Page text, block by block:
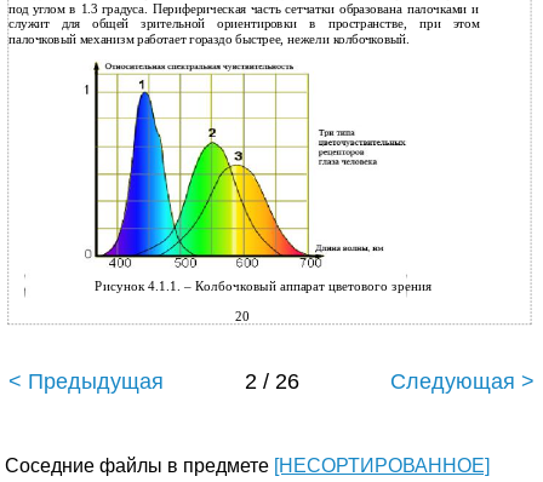
под углом в 1.3 градуса. Периферическая часть сетчатки образована палочками и
служит для общей зрительной ориентировки в пространстве, при этом
палочковый механизм работает гораздо быстрее, нежели колбочковый.
Рисунок 4.1.1. – Колбочковый аппарат цветового зрения
20
< Предыдущая 2 / 26 Следующая >
Соседние файлы в предмете [НЕСОРТИРОВАННОЕ]